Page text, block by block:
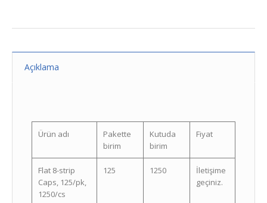
Açıklama
Ürün adı
Pakette
birim
Kutuda
birim
Fiyat
Flat 8-strip
Caps, 125/pk,
1250/cs
125 1250
İletişime
geçiniz.